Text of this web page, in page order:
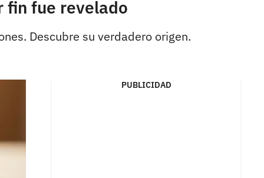
fin fue revelado
Descubre su verdadero origen.
PUBLICIDAD